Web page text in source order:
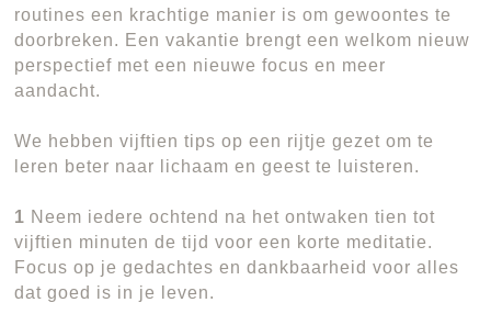
routines een krachtige manier is om gewoontes te
doorbreken. Een vakantie brengt een welkom nieuw
perspectief met een nieuwe focus en meer
aandacht.
We hebben vijftien tips op een rijtje gezet om te
leren beter naar lichaam en geest te luisteren.
1 Neem iedere ochtend na het ontwaken tien tot
vijftien minuten de tijd voor een korte meditatie.
Focus op je gedachtes en dankbaarheid voor alles
dat goed is in je leven.